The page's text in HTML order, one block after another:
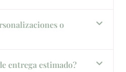
o
entrega estimado?